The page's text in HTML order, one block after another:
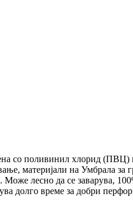
со поливинил хлорид
материјали на Умбрала
лесно да се заварува,
долго време за добри